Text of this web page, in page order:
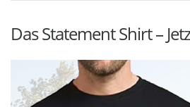
Das Statement Shirt –